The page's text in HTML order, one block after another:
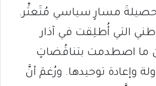
حصيلةَ مسارٍ سياسي مُتَعثِّر.
التي أُطلِقت في آذار
سرعان ما اصطدمت بتناقُضاتٍ
وإعادة توحيدها. ورُغمَ أنَّ